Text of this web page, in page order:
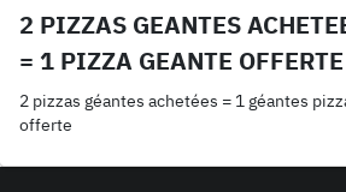
2 PIZZAS GEANTES
= 1 PIZZA GEANTE OFFERTE
2 pizzas géantes achetées = 1 géantes
offerte